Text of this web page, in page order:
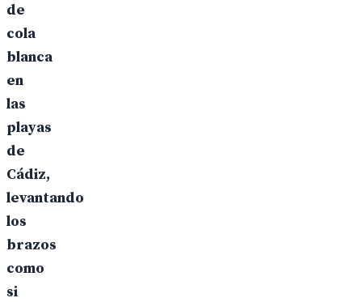
de
cola
blanca
en
las
playas
de
Cádiz,
levantando
los
brazos
como
si